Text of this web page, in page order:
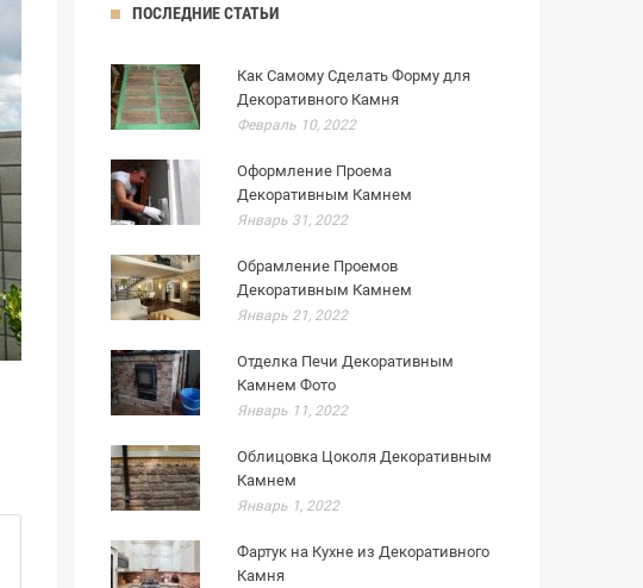
ПОСЛЕДНИЕ СТАТЬИ
Как Самому Сделать Форму для
Декоративного Камня
Февраль 10, 2022
Оформление Проема
Декоративным Камнем
Январь 31, 2022
Обрамление Проемов
Декоративным Камнем
Январь 21, 2022
Отделка Печи Декоративным
Камнем Фото
Январь 11, 2022
Облицовка Цоколя Декоративным
Камнем
Январь 1, 2022
Фартук на Кухне из Декоративного
Камня